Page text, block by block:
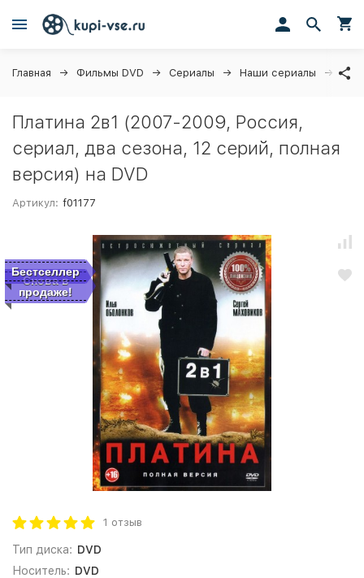
Главная Фильмы DVD Сериалы Наши сериалы
Платина 2в1 (2007-2009, Россия,
сериал, два сезона, 12 серий, полная
версия) на DVD
Артикул: f01177
Снова в
продаже!
Бестселлер
1 отзыв
Тип диска: DVD
Носитель: DVD